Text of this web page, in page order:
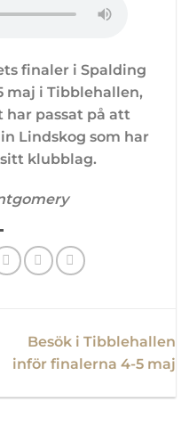
finaler i Spalding
maj i Tibblehallen,
har passat på att
Lindskog som har
klubblag.
Besök i Tibblehallen
inför finalerna 4-5 maj